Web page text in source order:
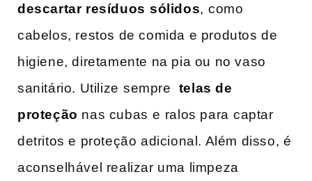
descartar resíduos ⁢sólidos, ⁤como
cabelos, restos​ de comida e produtos de
higiene, diretamente na pia ou no vaso
‌sanitário. Utilize ⁤sempre ​ telas de‌
proteção nas cubas ⁤e ⁣ralos para⁢ captar
detritos e proteção adicional. Além disso, é
aconselhável realizar‌ uma limpeza